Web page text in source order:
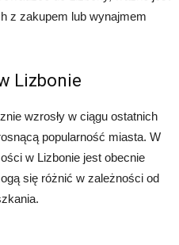
z zakupem lub wynajmem
Lizbonie
wzrosły w ciągu ostatnich
popularność miasta. W
w Lizbonie jest obecnie
się różnić w zależności od